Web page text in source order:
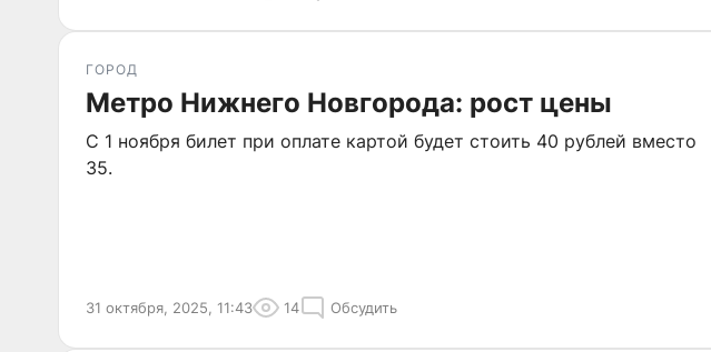
ГОРОД
Метро Нижнего Новгорода: рост цены
С 1 ноября билет при оплате картой будет стоить 40 рублей вместо
35.
31 октября, 2025, 11:43 14 Обсудить